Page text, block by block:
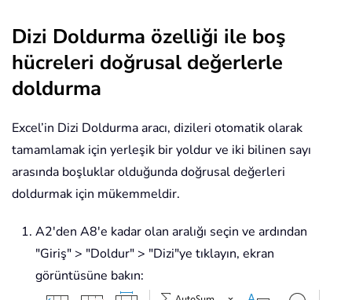
Dizi Doldurma özelliği ile boş
hücreleri doğrusal değerlerle
doldurma
Excel’in Dizi Doldurma aracı, dizileri otomatik olarak
tamamlamak için yerleşik bir yoldur ve iki bilinen sayı
arasında boşluklar olduğunda doğrusal değerleri
doldurmak için mükemmeldir.
A2'den A8'e kadar olan aralığı seçin ve ardından
"Giriş" > "Doldur" > "Dizi"ye tıklayın, ekran
görüntüsüne bakın: